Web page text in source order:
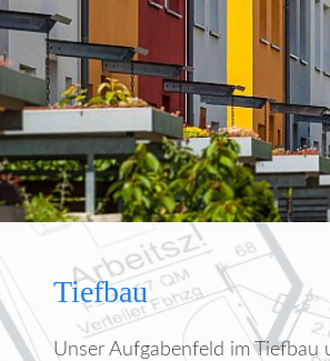
Tiefbau
Unser Aufgabenfeld im Tiefbau